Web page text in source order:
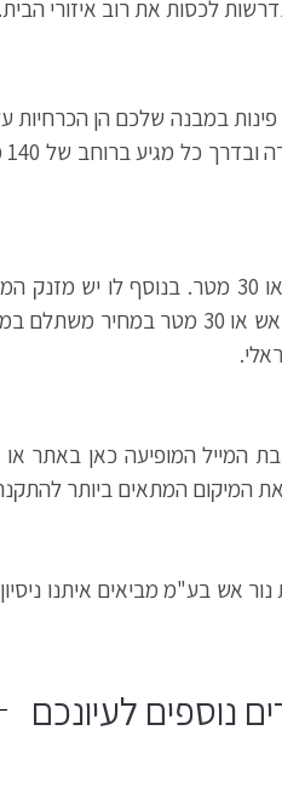
לכסות את רוב איזורי הבית.
פינות במבנה שלכם הן
הגלגלון מגיע עם צינור גמיש באורך המותאם
המייל המופיעה כאן באתר
המיקום המתאים ביותר
נוספים לעיונכם